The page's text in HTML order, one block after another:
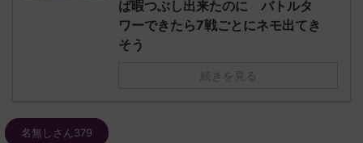
ば暇つぶし出来たのに バトルタ
ワーできたら7戦ごとにネモ出てき
そう
続きを見る
名無しさん379